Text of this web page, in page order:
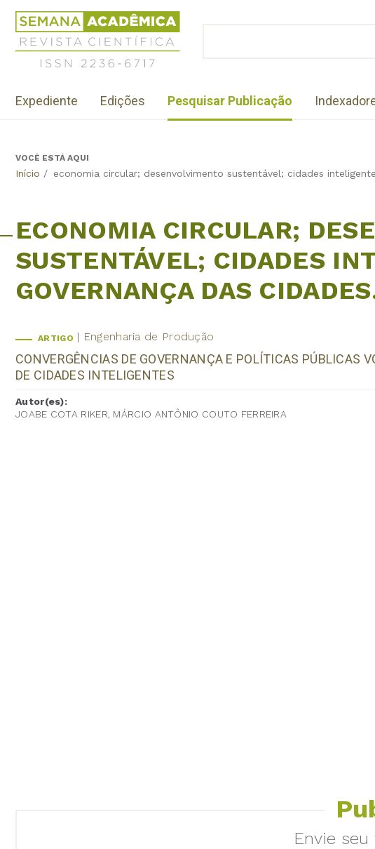
Jump
navigation
Revista
Científica
Semana
Acadêmica
2236-
Menu
institutional
Expediente Edições Pesquisar Publicação
BackVOCÊ ESTÁ AQUI
Início / economia circular; desenvolvimento sustentável; cidades
ECONOMIA CIRCULAR;
SUSTENTÁVEL; CIDADES
GOVERNANÇA DAS
ARTIGO Engenharia de Produção
CONVERGÊNCIAS DE GOVERNANÇA E POLÍTICAS PÚBLICAS
DE CIDADES INTELIGENTES
Autor(es):
JOABE COTA RIKER, MÁRCIO ANTÔNIO COUTO FERREIRA
Envie